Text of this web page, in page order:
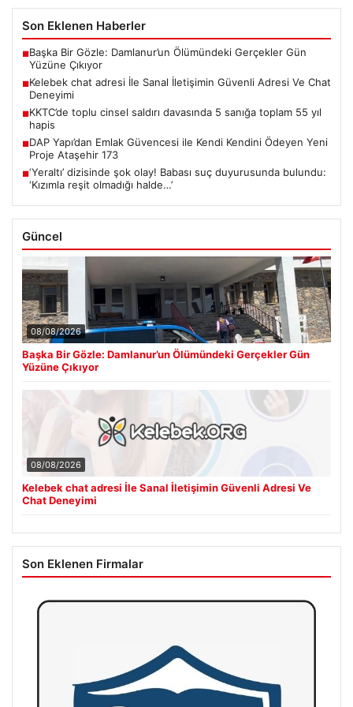
Son Eklenen Haberler
■Başka Bir Gözle: Damlanur’un Ölümündeki Gerçekler Gün
Yüzüne Çıkıyor
■Kelebek chat adresi İle Sanal İletişimin Güvenli Adresi Ve Chat
Deneyimi
■KKTC’de toplu cinsel saldırı davasında 5 sanığa toplam 55 yıl
hapis
■DAP Yapı’dan Emlak Güvencesi ile Kendi Kendini Ödeyen Yeni
Proje Ataşehir 173
■‘Yeraltı’ dizisinde şok olay! Babası suç duyurusunda bulundu:
‘Kızımla reşit olmadığı halde…’
Güncel
08/08/2026
Başka Bir Gözle: Damlanur’un Ölümündeki Gerçekler Gün
Yüzüne Çıkıyor
08/08/2026
Kelebek chat adresi İle Sanal İletişimin Güvenli Adresi Ve
Chat Deneyimi
Son Eklenen Firmalar